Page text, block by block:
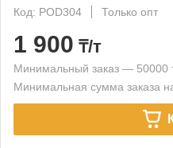
Код: POD304
Только опт
1 900 ₸/т
Минимальный заказ — 50000
Минимальная сумма заказа